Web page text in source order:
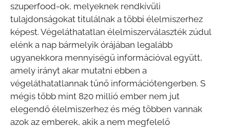
szuperfood-ok, melyeknek rendkívüli
tulajdonságokat titulálnak a többi élelmiszerhez
képest. Végeláthatatlan élelmiszerválaszték zúdul
elénk a nap bármelyik órájában legalább
ugyanekkora mennyiségű információval együtt,
amely irányt akar mutatni ebben a
végeláthatatlannak tűnő információtengerben. S
mégis több mint 820 millió ember nem jut
elegendő élelmiszerhez és még többen vannak
azok az emberek, akik a nem megfelelő